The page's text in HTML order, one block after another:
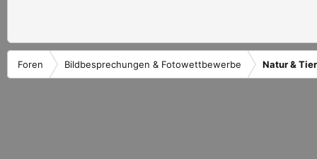
Foren Bildbesprechungen & Fotowettbewerbe Natur &